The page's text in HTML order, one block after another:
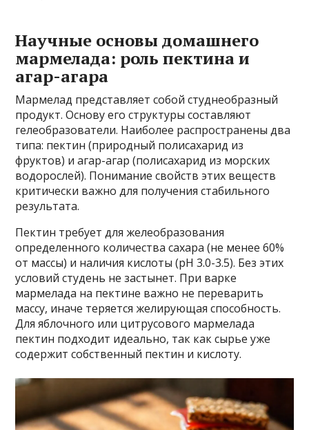
Научные основы домашнего
мармелада: роль пектина и
агар-агара
Мармелад представляет собой студнеобразный
продукт. Основу его структуры составляют
гелеобразователи. Наиболее распространены два
типа: пектин (природный полисахарид из
фруктов) и агар-агар (полисахарид из морских
водорослей). Понимание свойств этих веществ
критически важно для получения стабильного
результата.
Пектин требует для желеобразования
определенного количества сахара (не менее 60%
от массы) и наличия кислоты (pH 3.0-3.5). Без этих
условий студень не застынет. При варке
мармелада на пектине важно не переварить
массу, иначе теряется желирующая способность.
Для яблочного или цитрусового мармелада
пектин подходит идеально, так как сырье уже
содержит собственный пектин и кислоту.